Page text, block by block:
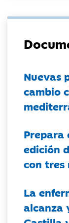
Nuevas
cambio
Prepara
edición
con tres
La
alcanza